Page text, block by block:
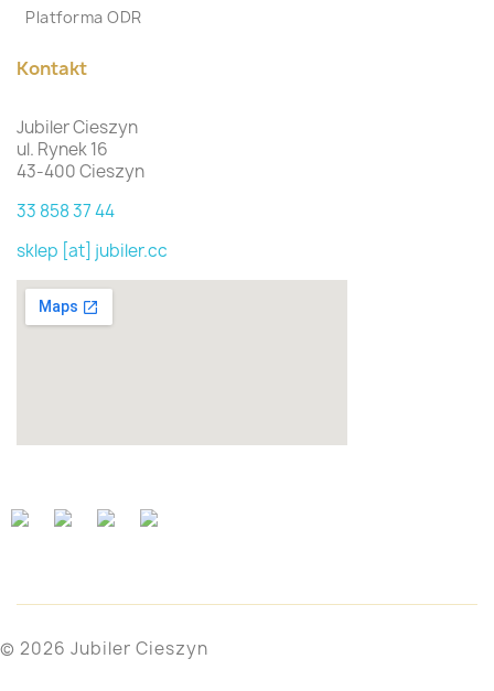
Platforma ODR
Kontakt
Jubiler Cieszyn
ul. Rynek 16
43-400 Cieszyn
33 858 37 44
sklep [at] jubiler.cc
© 2026 Jubiler Cieszyn